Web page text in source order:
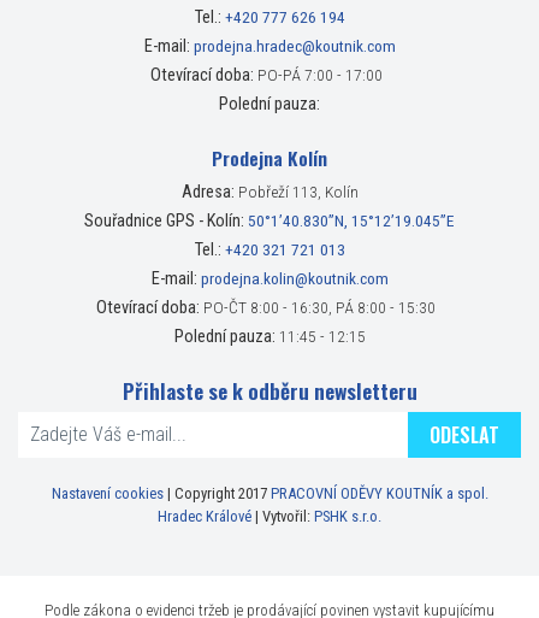
Tel.: +420 777 626 194
E-mail: prodejna.hradec@koutnik.com
Otevírací doba: PO-PÁ 7:00 - 17:00
Polední pauza:
Prodejna Kolín
Adresa: Pobřeží 113, Kolín
Souřadnice GPS - Kolín: 50°1’40.830”N, 15°12’19.045”E
Tel.: +420 321 721 013
E-mail: prodejna.kolin@koutnik.com
Otevírací doba: PO-ČT 8:00 - 16:30, PÁ 8:00 - 15:30
Polední pauza: 11:45 - 12:15
Přihlaste se k odběru newsletteru
ODESLAT
Nastavení cookies| Copyright 2017 PRACOVNÍ ODĚVY KOUTNÍK a spol.
Hradec Králové | Vytvořil: PSHK s.r.o.
Podle zákona o evidenci tržeb je prodávající povinen vystavit kupujícímu